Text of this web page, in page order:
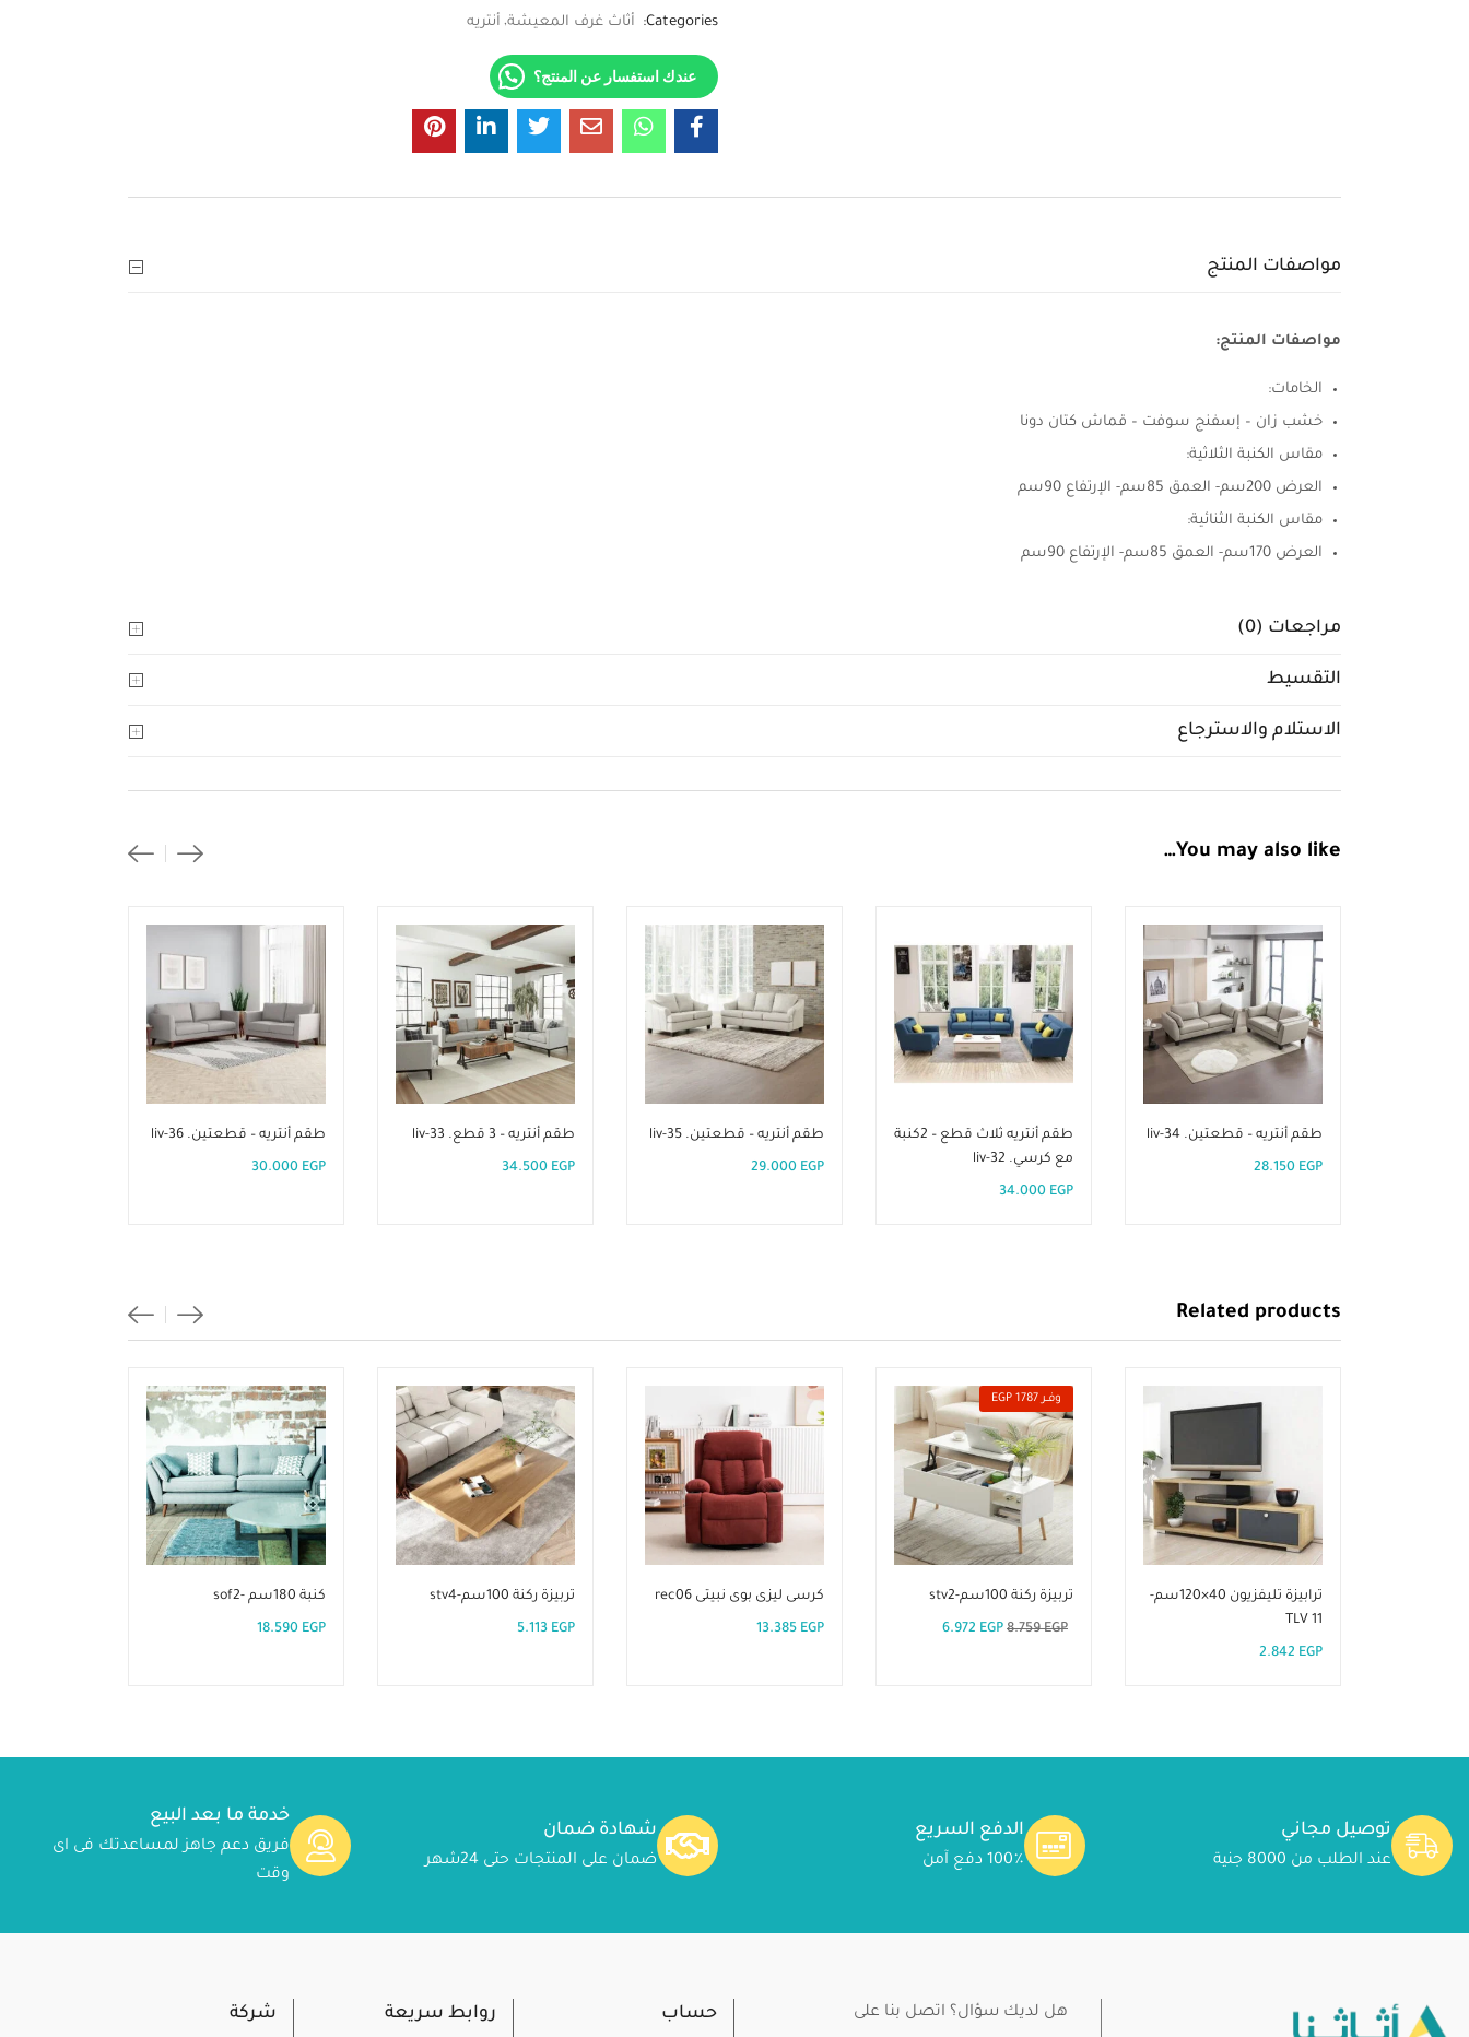
Categories: أثاث غرف المعيشة أنتريه
عندك استفسار عن المنتج؟
مواصفات المنتج
مواصفات المنتج:
الخامات:
خشب زان – إسفنج سوفت – قماش كتان دونا
مقاس الكنبة الثلاثية:
العرض 200سم- العمق 85سم- الإرتفاع 90سم
مقاس الكنبة الثنائية:
العرض 170سم- العمق 85سم- الإرتفاع 90سم
مراجعات (0)
التقسيط
الاستلام والاسترجاع
You may also like…
طقم أنتريه – قطعتين. liv-34
28.150 EGP
طقم أنتريه ثلاث قطع – 2كنبة
مع كرسي. liv-32
34.000 EGP
طقم أنتريه – قطعتين. liv-35
29.000 EGP
طقم أنتريه – 3 قطع. liv-33
34.500 EGP
طقم أنتريه – قطعتين. liv-36
30.000 EGP
Related products
ترابيزة تليفزيون 40×120سم-
TLV 11
2.842 EGP
وفــر 1787 EGP
تربيزة ركنة 100سم-stv2
8.759EGP
6.972 EGP
كرسى ليزى بوى نبيتى rec06
13.385 EGP
تربيزة ركنة 100سم-stv4
5.113 EGP
كنبة 180سم -sof2
18.590 EGP
توصيل مجاني
عند الطلب من 8000 جنية
الدفع السريع
100٪ دفع آمن
شهادة ضمان
ضمان على المنتجات حتى 24شهر
خدمة ما بعد البيع
فريق دعم جاهز لمساعدتك فى اى
وقت
هل لديك سؤال؟ اتصل بنا على حساب روابط سريعة شركة